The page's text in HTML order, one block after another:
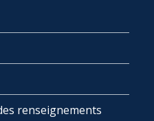
renseignements